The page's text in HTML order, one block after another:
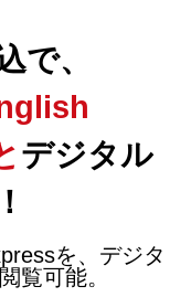
で、
デジタル
を、デジタ
覧可能。